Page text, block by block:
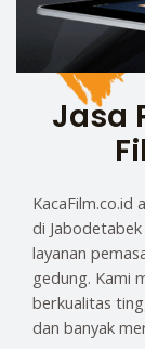
Jasa
KacaFilm.co.id
di
layanan
gedung. Kami
berkualitas
dan banyak